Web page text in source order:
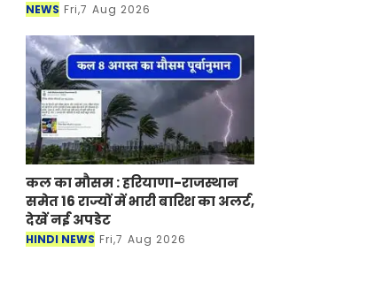
NEWS Fri,7 Aug 2026
कल का मौसम : हरियाणा-राजस्थान
समेत 16 राज्यों में भारी बारिश का अलर्ट,
देखें नई अपडेट
HINDI NEWS Fri,7 Aug 2026